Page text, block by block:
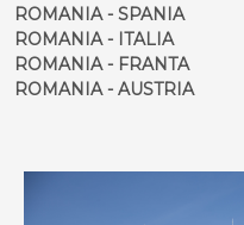
ROMANIA - SPANIA
ROMANIA - ITALIA
ROMANIA - FRANTA
ROMANIA - AUSTRIA